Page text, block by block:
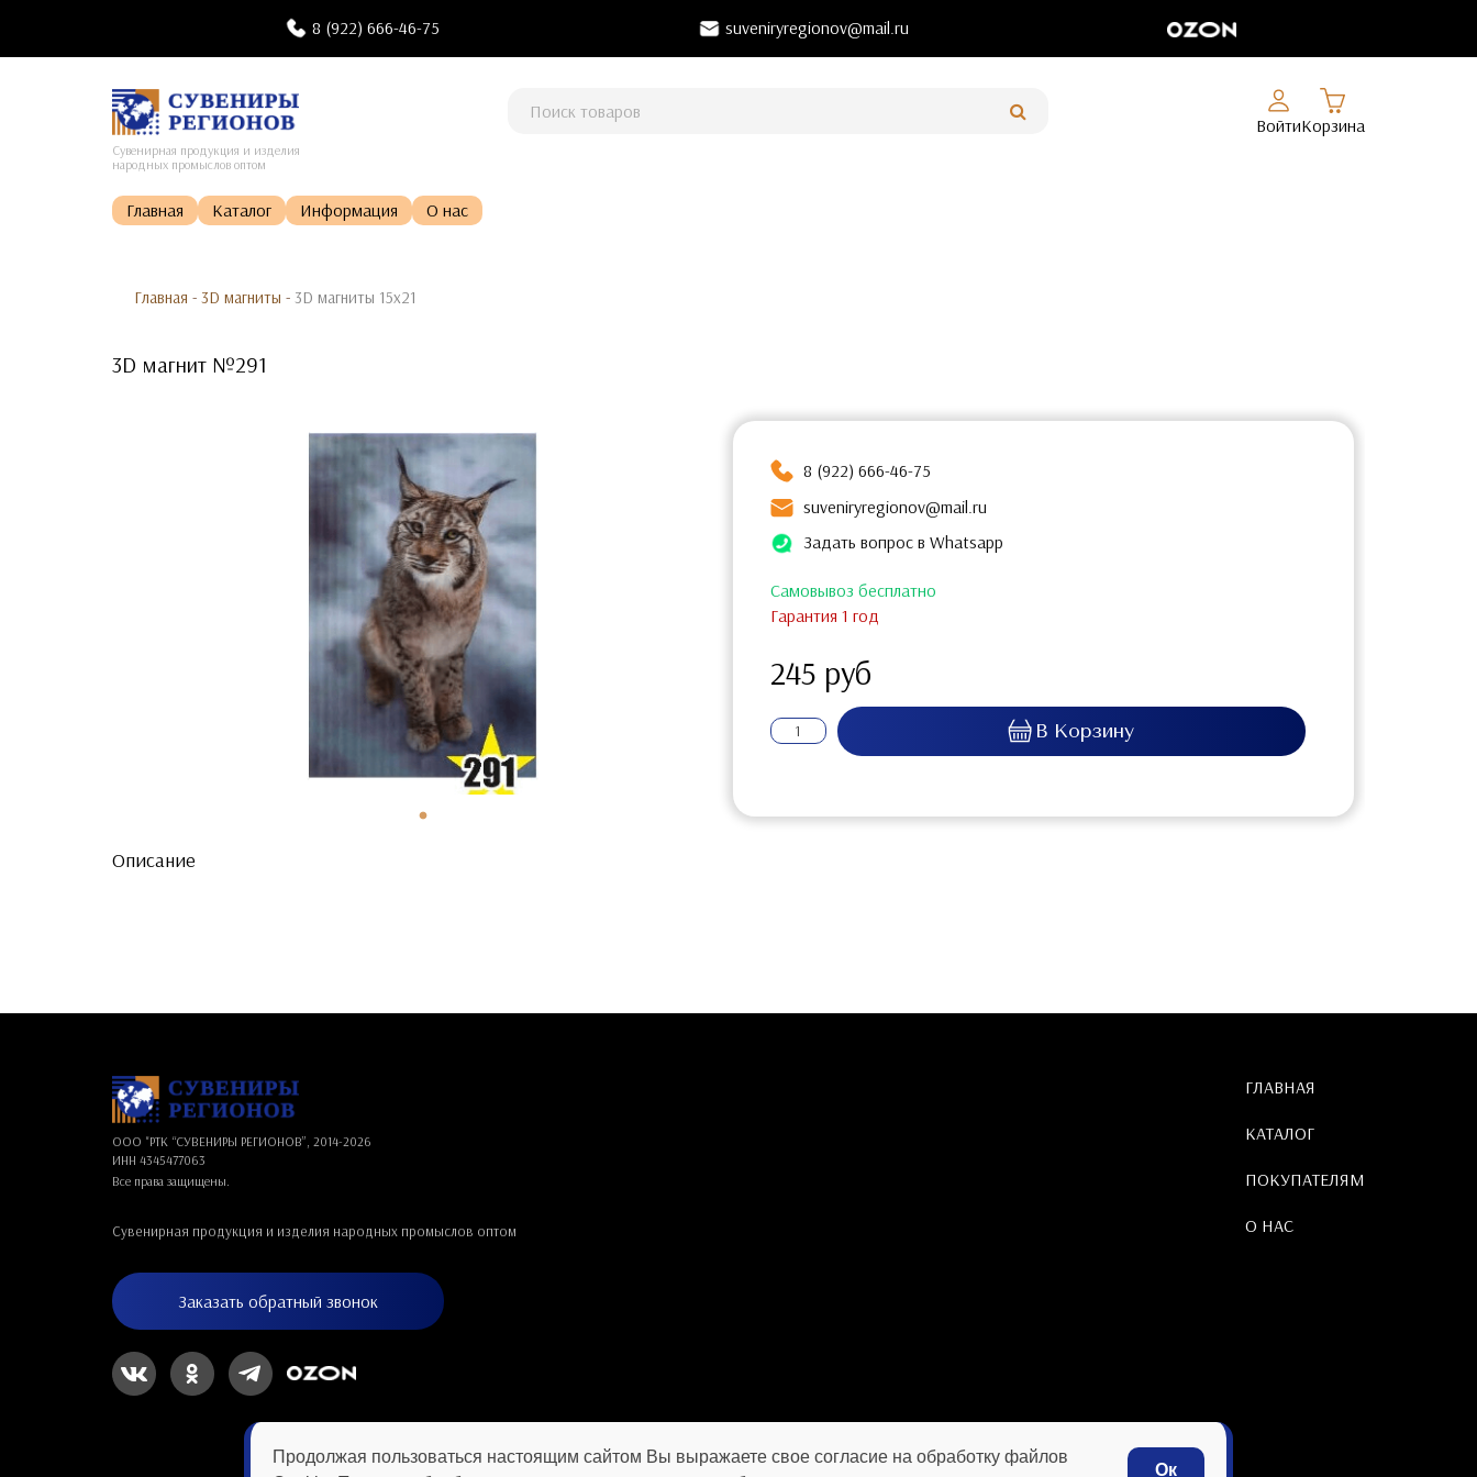
8 (922) 666-46-75 suveniryregionov@mail.ru
Сувенирная продукция и изделия
народных промыслов оптом
ВойтиКорзина
Главная Каталог Информация О нас
Главная - 3D магниты - 3D магниты 15х21
3D магнит №291
8 (922) 666-46-75
suveniryregionov@mail.ru
Задать вопрос в Whatsapp
Самовывоз бесплатно
Гарантия 1 год
245 руб
Описание
ООО "РТК “СУВЕНИРЫ РЕГИОНОВ”, 2014-2026
ИНН 4345477063
Все права защищены.
Сувенирная продукция и изделия народных промыслов оптом
Заказать обратный звонок
ГЛАВНАЯ
КАТАЛОГ
ПОКУПАТЕЛЯМ
О НАС
Продолжая пользоваться настоящим сайтом Вы выражаете свое согласие на обработку файлов
Ок